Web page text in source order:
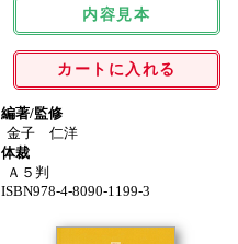
内容見本
カートに入れる
編著/監修
金子 仁洋
体裁
Ａ５判
ISBN978-4-8090-1199-3